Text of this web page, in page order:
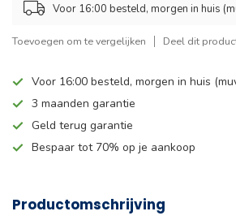
Voor 16:00 besteld, morgen in huis
Toevoegen om te vergelijken Deel dit
Voor 16:00 besteld, morgen in huis
3 maanden garantie
Geld terug garantie
Bespaar tot 70% op je aankoop
Productomschrijving